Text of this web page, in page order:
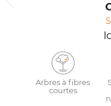
Arbres à fibres
courtes